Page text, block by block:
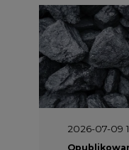
2026-07-09